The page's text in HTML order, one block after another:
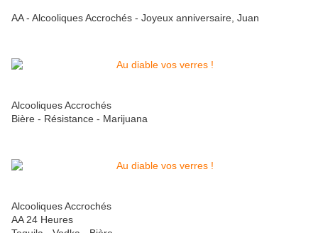
AA - Alcooliques Accrochés - Joyeux anniversaire, Juan
Alcooliques Accrochés
Bière - Résistance - Marijuana
Alcooliques Accrochés
AA 24 Heures